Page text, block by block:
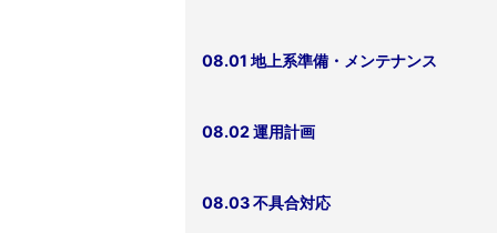
08.01 地上系準備・メンテナンス
08.02 運用計画
08.03 不具合対応